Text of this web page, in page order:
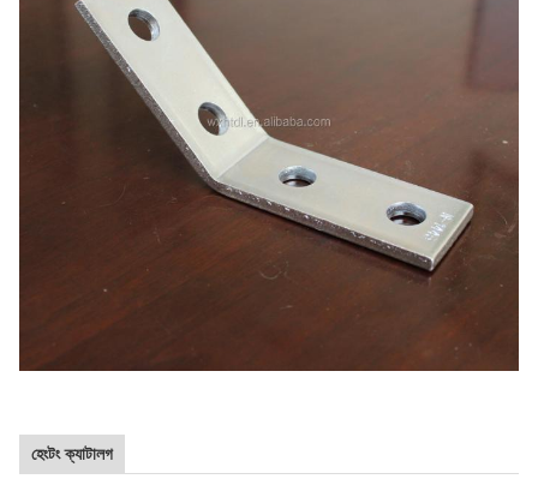
হেংটং ক্যাটালগ